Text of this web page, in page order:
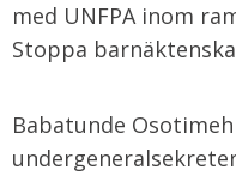
med UNFPA inom
Stoppa
Babatunde